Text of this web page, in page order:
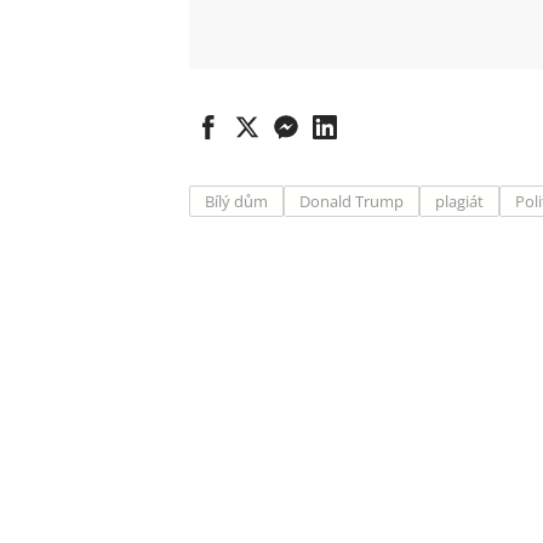
Bílý dům Donald Trump plagiát